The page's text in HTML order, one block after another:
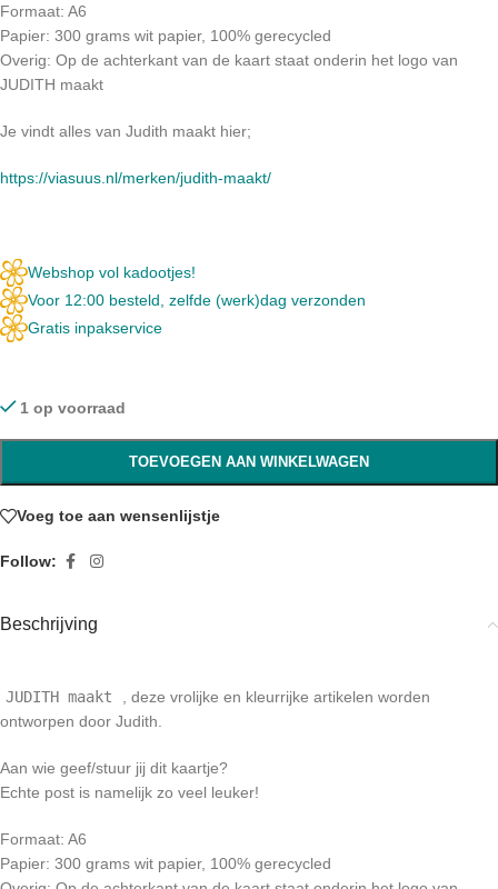
Formaat: A6
Papier: 300 grams wit papier, 100% gerecycled
Overig: Op de achterkant van de kaart staat onderin het logo van
JUDITH maakt
Je vindt alles van Judith maakt hier;
https://viasuus.nl/merken/judith-maakt/
Webshop vol kadootjes!
Voor 12:00 besteld, zelfde (werk)dag verzonden
Gratis inpakservice
1 op voorraad
TOEVOEGEN AAN WINKELWAGEN
Voeg toe aan wensenlijstje
Follow:
Beschrijving
JUDITH maakt
, deze vrolijke en kleurrijke artikelen worden
ontworpen door Judith.
Aan wie geef/stuur jij dit kaartje?
Echte post is namelijk zo veel leuker!
Formaat: A6
Papier: 300 grams wit papier, 100% gerecycled